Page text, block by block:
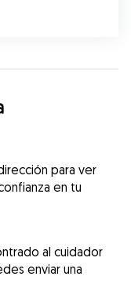
para ver
en tu
al cuidador
enviar una